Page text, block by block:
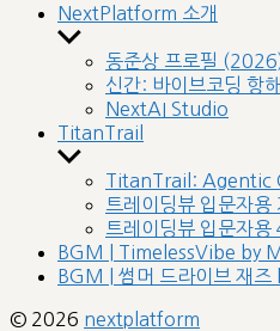
NextPlatform 소개
Show
sub
menu
동준상 프로필
신간: 바이브코딩 항
NextAI Studio
TitanTrail
Show
sub
menu
TitanTrail: Agentic
트레이딩뷰 입문자용
트레이딩뷰 입문자용
BGM | TimelessVibe by
BGM | 썸머 드라이브 재
© 2026 nextplatform